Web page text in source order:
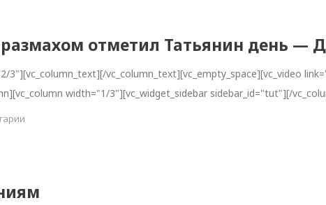
отметил Татьянин день —
3"][vc_column_text][/vc_column_text][vc_empty_space][vc_video
width="1/3"][vc_widget_sidebar sidebar_id="tut"][/